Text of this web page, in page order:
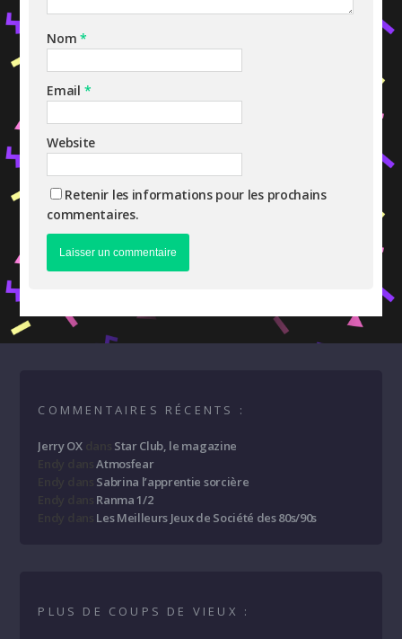
Nom*
Email *
Website
Retenir les informations pour les prochains
commentaires.
COMMENTAIRES RÉCENTS :
Jerry OXdans Star Club, le magazine
dansAtmosfear
Sabrina l’apprentie sorcière
Ranma 1/2
Les Meilleurs Jeux de Société des 80s/90s
PLUS DE COUPS DE VIEUX :